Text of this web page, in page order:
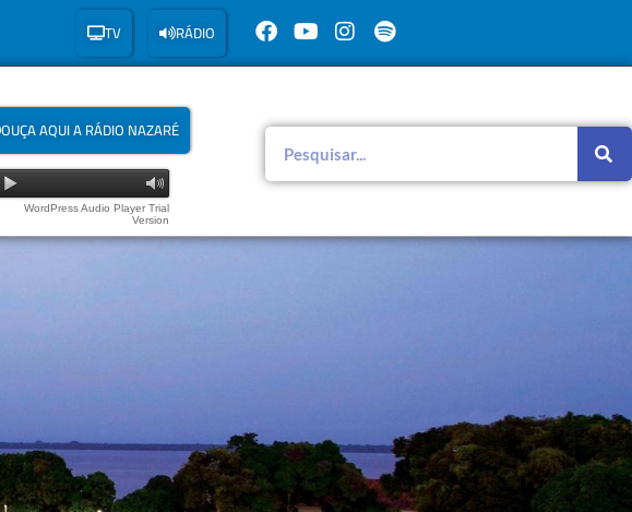
TV RÁDIO
OUÇA AQUI A RÁDIO NAZARÉ
WordPress Audio Player Trial
Version